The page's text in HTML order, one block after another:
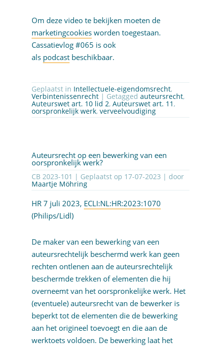
Om deze video te bekijken moeten de
marketingcookiesworden toegestaan.
Cassatievlog #065 is ook
als podcastbeschikbaar.
Geplaatst in Intellectuele-eigendomsrecht,
Verbintenissenrecht | Getagged auteursrecht,
Auteurswet art. 10 lid 2, Auteurswet art. 11 ,
oorspronkelijk werk, verveelvoudiging
Auteursrecht op een bewerking van een
oorspronkelijk werk?
CB 2023-101 | Geplaatst op 17-07-2023 | door
Maartje Möhring
HR 7 juli 2023, ECLI:NL:HR:2023:1070
(Philips/Lidl)
De maker van een bewerking van een
auteursrechtelijk beschermd werk kan geen
rechten ontlenen aan de auteursrechtelijk
beschermde trekken of elementen die hij
overneemt van het oorspronkelijke werk. Het
(eventuele) auteursrecht van de bewerker is
beperkt tot de elementen die de bewerking
aan het origineel toevoegt en die aan de
werktoets voldoen. De bewerking laat het